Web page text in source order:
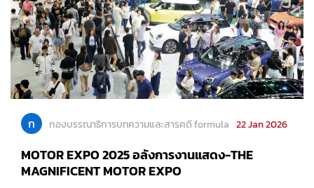
ก กองบรรณาธิการบทความและสารคดี formula 22 Jan 2026
MOTOR EXPO 2025 อลังการงานแสดง-THE
MAGNIFICENT MOTOR EXPO